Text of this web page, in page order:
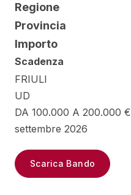
Regione
Provincia
Importo
Scadenza
FRIULI
UD
DA 100.000 A 200.000 €
settembre 2026
Scarica Bando